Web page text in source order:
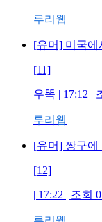
루리웹
[유머] 미국에
[11]
우똑 | 17:12 |
루리웹
[유머] 짱구에
[12]
| 17:22 | 조회 0